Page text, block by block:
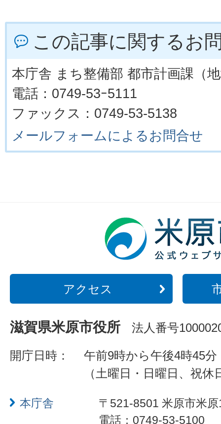
この記事に関するお
本庁舎 まち整備部 都市計画課（
電話：0749-53ｰ5111
ファックス：0749-53-5138
メールフォームによるお問合せ
アクセス
滋賀県米原市役所 法人番号
開庁日時：
午前9時から午後4時45分
（土曜日・日曜日、祝
本庁舎
〒521-8501 米原市米
電話：0749-53-5100